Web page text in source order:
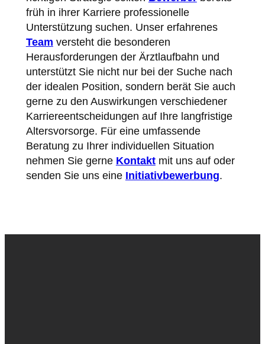
früh in ihrer Karriere professionelle
Unterstützung suchen. Unser erfahrenes
Team versteht die besonderen
Herausforderungen der Ärztlaufbahn und
unterstützt Sie nicht nur bei der Suche nach
der idealen Position, sondern berät Sie auch
gerne zu den Auswirkungen verschiedener
Karriereentscheidungen auf Ihre langfristige
Altersvorsorge. Für eine umfassende
Beratung zu Ihrer individuellen Situation
nehmen Sie gerne Kontaktmit uns auf oder
senden Sie uns eine Initiativbewerbung.